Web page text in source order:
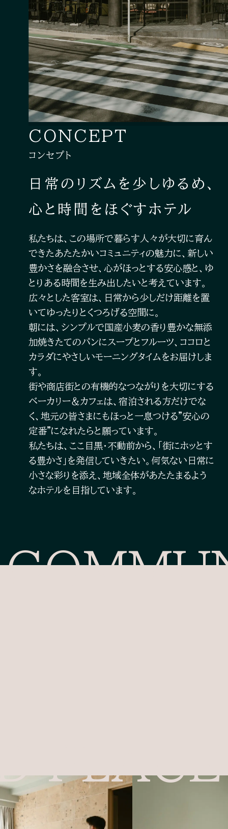
CONCEPT
コンセプト
日常のリズムを少しゆるめ、
心と時間をほぐすホテル
私たちは、この場所で暮らす人々が大切に育ん
できたあたたかいコミュニティの魅力に、新しい
豊かさを融合させ、心がほっとする安心感と、ゆ
とりある時間を生み出したいと考えています。
広々とした客室は、日常から少しだけ距離を置
いてゆったりとくつろげる空間に。
朝には、シンプルで国産小麦の香り豊かな無添
加焼きたてのパンにスープとフルーツ、ココロと
カラダにやさしいモーニングタイムをお届けしま
す。
街や商店街との有機的なつながりを大切にする
ベーカリー＆カフェは、宿泊される方だけでな
く、地元の皆さまにもほっと一息つける"安心の
定番"になれたらと願っています。
私たちは、ここ目黒・不動前から、「街にホッとす
る豊かさ」を発信していきたい。何気ない日常に
小さな彩りを添え、地域全体があたたまるよう
なホテルを目指しています。
PLACE